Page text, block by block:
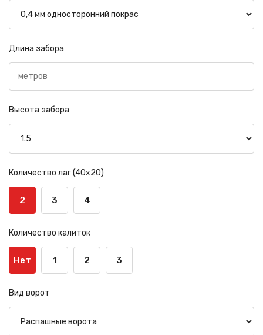
Длина забора
Высота забора
Количество лаг (40х20)
2 3 4
Количество калиток
Нет 1 2 3
Вид ворот